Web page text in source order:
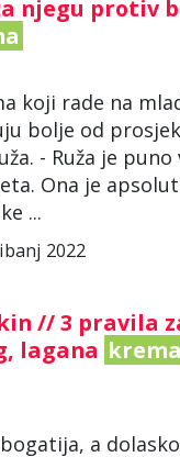
njegu protiv
koji rade na
bolje od
- Ruža je puno
Ona je
...
2022
// 3 pravila
lagana krema
a